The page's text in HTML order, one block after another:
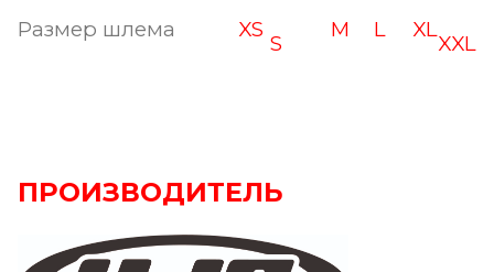
Размер шлема XS
S
M L XL
XXL
ПРОИЗВОДИТЕЛЬ